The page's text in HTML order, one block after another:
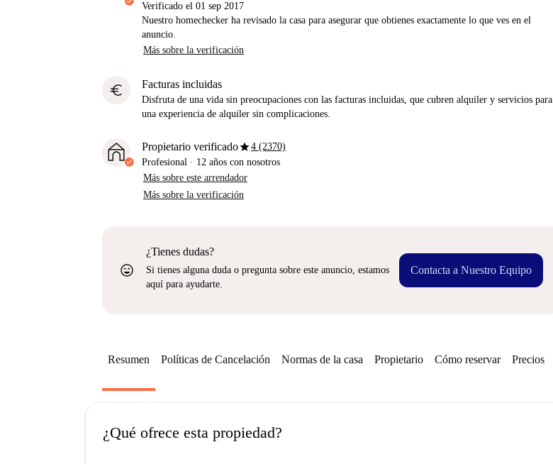
Verificado el 01 sep 2017
Nuestro homechecker ha revisado la casa para asegurar que obtienes exactamente lo que ves en el
anuncio.
Más sobre la verificación
euro Facturas incluidas
Disfruta de una vida sin preocupaciones con las facturas incluidas, que cubren alquiler y servicios para
una experiencia de alquiler sin complicaciones.
Propietario verificadostar4 (2370)
Profesional · 12 años con nosotros
Más sobre este arrendador
Más sobre la verificación
sentiment_very_satisfied
¿Tienes dudas?
Si tienes alguna duda o pregunta sobre este anuncio, estamos
aquí para ayudarte.
Contacta a Nuestro Equipo
Resumen Políticas de Cancelación Normas de la casa Propietario Cómo reservar Precios
¿Qué ofrece esta propiedad?